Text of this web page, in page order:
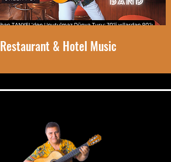
Restaurant & Hotel Music